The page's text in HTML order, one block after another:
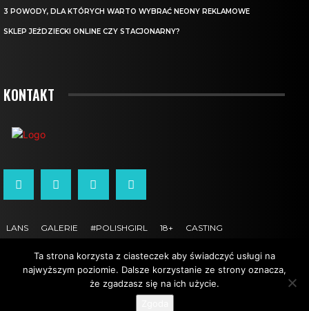
3 POWODY, DLA KTÓRYCH WARTO WYBRAĆ NEONY REKLAMOWE
SKLEP JEŹDZIECKI ONLINE CZY STACJONARNY?
KONTAKT
LANS GALERIE #POLISHGIRL 18+ CASTING
OLSZTYN DAWNIEJ KONTAKT USŁUGI
POLITYKA PRYWATNOŚCI HOME WYBORY MISS
Strona używa plików cookie. Korzystanie ze strony oznacza
zgodę na zapisywanie plików cookie.
Ta strona korzysta z ciasteczek aby świadczyć usługi na
najwyższym poziomie. Dalsze korzystanie ze strony oznacza,
że zgadzasz się na ich użycie.